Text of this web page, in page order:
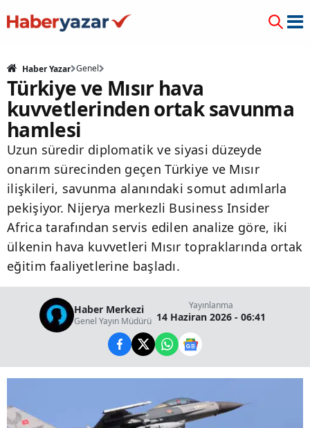
Haber Yazar Genel
Türkiye ve Mısır hava
kuvvetlerinden ortak savunma
hamlesi
Uzun süredir diplomatik ve siyasi düzeyde
onarım sürecinden geçen Türkiye ve Mısır
ilişkileri, savunma alanındaki somut adımlarla
pekişiyor. Nijerya merkezli Business Insider
Africa tarafından servis edilen analize göre, iki
ülkenin hava kuvvetleri Mısır topraklarında ortak
eğitim faaliyetlerine başladı.
Haber Merkezi
Genel Yayın Müdürü
Yayınlanma
14 Haziran 2026 - 06:41